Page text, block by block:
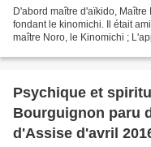
D'abord maître d'aïkido,
fondant le kinomichi. Il était
maître Noro, le Kinomichi ;
Psychique et
Bourguignon paru
d'Assise d'avril